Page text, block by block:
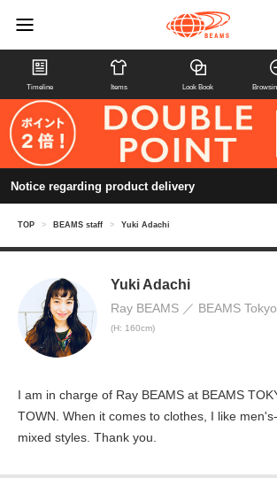
Timeline Items Look Book
Notice regarding product delivery
TOP > BEAMS staff > Yuki Adachi
Yuki Adachi
Ray BEAMS BEAMS
(H: 160cm)
I am in charge of Ray BEAMS at BEAMS
TOWN. When it comes to clothes, I like
mixed styles. Thank you.